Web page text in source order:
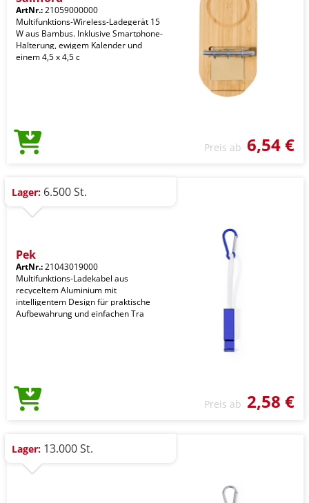
ArtNr.:21059000000
Multifunktions-Wireless-Ladegerät 15
W aus Bambus. Inklusive Smartphone-
Halterung, ewigem Kalender und
einem 4,5 x 4,5 c
Preis ab 6,54 €
Lager: 6.500 St.
Pek
ArtNr.:21043019000
Multifunktions-Ladekabel aus
recyceltem Aluminium mit
intelligentem Design für praktische
Aufbewahrung und einfachen Tra
Preis ab 2,58 €
Lager: 13.000 St.